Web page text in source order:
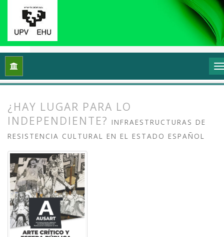
Inicio Vol. 13 Núm. 2 (2025): Arte crítico y esfera
¿HAY LUGAR PARA LO
INDEPENDIENTE? INFRAESTRUCTURAS DE
RESISTENCIA CULTURAL EN EL ESTADO ESPAÑOL